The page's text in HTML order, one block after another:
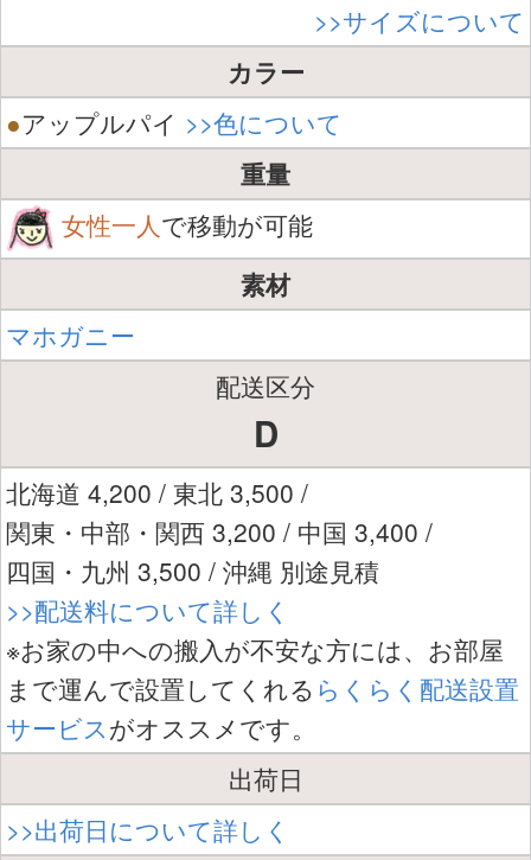
>>サイズについて
カラー
●アップルパイ >>色について
重量
女性一人で移動が可能
素材
マホガニー
配送区分
D
北海道 4,200 / 東北 3,500 /
関東・中部・関西 3,200 / 中国 3,400 /
四国・九州 3,500 / 沖縄 別途見積
>>配送料について詳しく
※お家の中への搬入が不安な方には、お部屋
まで運んで設置してくれる らくらく配送設置
サービスがオススメです。
出荷日
>>出荷日について詳しく